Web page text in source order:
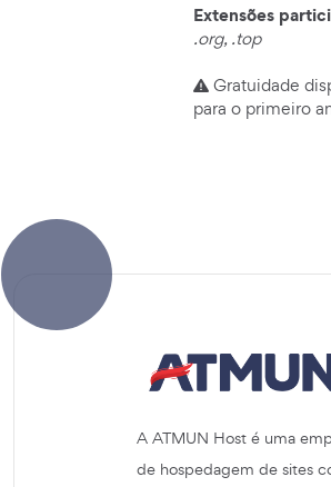
Extensões
.org, .top
Gratuidade
para o primeiro
A ATMUN Host é uma
de hospedagem de sites